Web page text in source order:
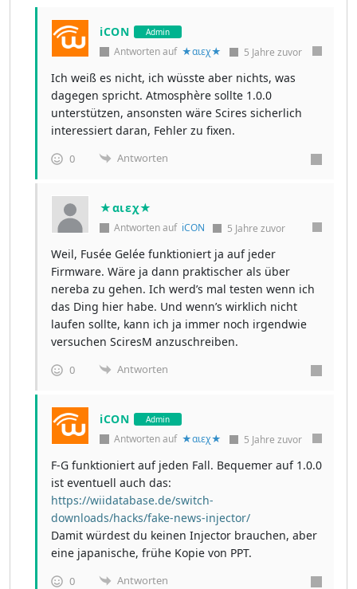
iCON Admin
Antworten auf ★αιεχ★ 5 Jahre zuvor
Ich weiß es nicht, ich wüsste aber nichts, was
dagegen spricht. Atmosphère sollte 1.0.0
unterstützen, ansonsten wäre Scires sicherlich
interessiert daran, Fehler zu fixen.
0 Antworten
★αιεχ★
Antworten auf iCON 5 Jahre zuvor
Weil, Fusée Gelée funktioniert ja auf jeder
Firmware. Wäre ja dann praktischer als über
nereba zu gehen. Ich werd’s mal testen wenn ich
das Ding hier habe. Und wenn’s wirklich nicht
laufen sollte, kann ich ja immer noch irgendwie
versuchen SciresM anzuschreiben.
0 Antworten
iCON Admin
Antworten auf ★αιεχ★ 5 Jahre zuvor
F-G funktioniert auf jeden Fall. Bequemer auf 1.0.0
ist eventuell auch das:
https://wiidatabase.de/switch-
downloads/hacks/fake-news-injector/
Damit würdest du keinen Injector brauchen, aber
eine japanische, frühe Kopie von PPT.
0 Antworten